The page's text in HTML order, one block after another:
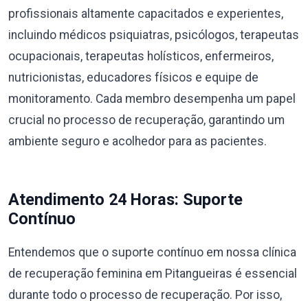
profissionais altamente capacitados e experientes,
incluindo médicos psiquiatras, psicólogos, terapeutas
ocupacionais, terapeutas holísticos, enfermeiros,
nutricionistas, educadores físicos e equipe de
monitoramento. Cada membro desempenha um papel
crucial no processo de recuperação, garantindo um
ambiente seguro e acolhedor para as pacientes.
Atendimento 24 Horas: Suporte
Contínuo
Entendemos que o suporte contínuo em nossa clínica
de recuperação feminina em Pitangueiras é essencial
durante todo o processo de recuperação. Por isso,